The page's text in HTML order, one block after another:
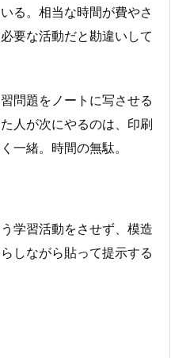
る。相当な時間が費やさ
要な活動だと勘違いして
問題をノートに写させる
人が次にやるのは、印刷
一緒。時間の無駄。
学習活動をさせず、模造
しながら貼って提示する